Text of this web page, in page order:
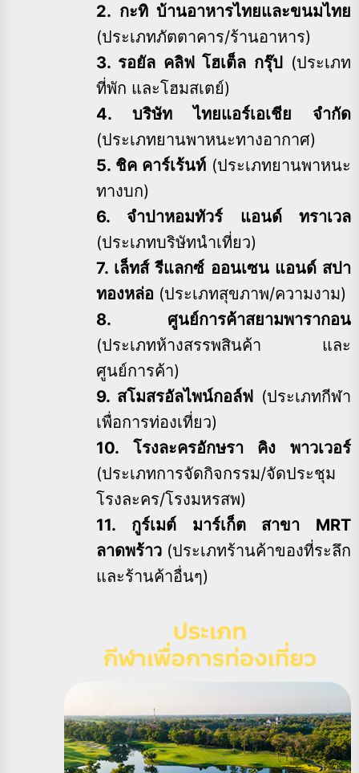
2. กะทิ บ้านอาหารไทยและขนมไทย
(ประเภทภัตตาคาร/ร้านอาหาร)
3. รอยัล คลิฟ โฮเต็ล กรุ๊ป (ประเภท
ที่พัก และโฮมสเตย์)
4. บริษัท ไทยแอร์เอเชีย จำกัด
(ประเภทยานพาหนะทางอากาศ)
5. ชิค คาร์เร้นท์ (ประเภทยานพาหนะ
ทางบก)
6. จำปาหอมทัวร์ แอนด์ ทราเวล
(ประเภทบริษัทนำเที่ยว)
7. เล็ทส์ รีแลกซ์ ออนเซน แอนด์ สปา
ทองหล่อ (ประเภทสุขภาพ/ความงาม)
8. ศูนย์การค้าสยามพารากอน
(ประเภทห้างสรรพสินค้า และ
ศูนย์การค้า)
9. สโมสรอัลไพน์กอล์ฟ (ประเภทกีฬา
เพื่อการท่องเที่ยว)
10. โรงละครอักษรา คิง พาวเวอร์
(ประเภทการจัดกิจกรรม/จัดประชุม
โรงละคร/โรงมหรสพ)
11. กูร์เมต์ มาร์เก็ต สาขา MRT
ลาดพร้าว (ประเภทร้านค้าของที่ระลึก
และร้านค้าอื่นๆ)